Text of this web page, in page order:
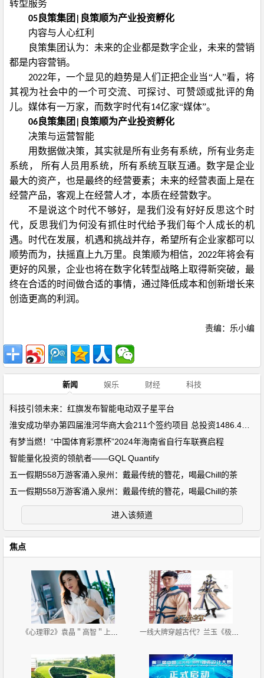
转型服务
05 良策集团
良策顺为产业投资孵化
内容与人心红利
良策集团认为：未来的企业都是数字企业，未来的营销
都是内容营销。
2022年，一个显见的趋势是人们正把企业当“人”看，将
其视为社会中的一个可交流、可探讨、可赞颂或批评的角
儿。媒体有一万家，而数字时代有14亿家“媒体”。
06 良策集团
良策顺为产业投资孵化
决策与运营智能
用数据做决策，其实就是所有业务有系统，所有业务走
系统，
所有人员用系统，所有系统互联互通。数字是企业
最大的资产，也是最终的经营要素；未来的经营表面上是在
经营产品，客观上在经营人才，本质在经营数字。
不是说这个时代不够好，是我们没有好好反思这个时
代，反思我们为何没有抓住时代给予我们每个人成长的机
遇。时代在发展，机遇和挑战并存，希望所有企业家都可以
顺势而为，扶摇直上九万里。良策顺为相信， 2022年将会有
更好的风景，企业也将在数字化转型战略上取得新突破，最
终在合适的时间做合适的事情，通过降低成本和创新增长来
创造更高的利润。
责编：乐小编
新闻 娱乐 财经 科技
科技引领未来：红旗发布智能电动双子星平台
有梦当燃！“中国体育彩票杯”2024年海南省自行车联赛启程
智能量化投资的领航者——GQL Quantify
五一假期558万游客涌入泉州：戴最传统的簪花，喝最Chill的茶
五一假期558万游客涌入泉州：戴最传统的簪花，喝最Chill的茶
进入该频道
焦点
《心理罪2》袁晶＂高智＂上线 自称超级迷妹 一线大牌穿越古代？兰玉《极品家丁》古装秀